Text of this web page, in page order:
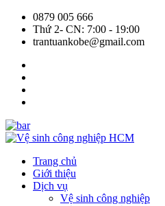
0879 005 666
Thứ 2- CN: 7:00 - 19:00
trantuankobe@gmail.com
Trang chủ
Giới thiệu
Dịch vụ
Vệ sinh công nghiệp